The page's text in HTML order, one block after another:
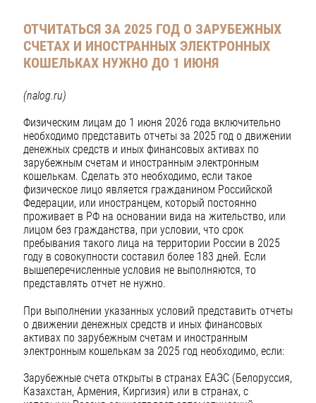
ОТЧИТАТЬСЯ ЗА 2025 ГОД О ЗАРУБЕЖНЫХ
СЧЕТАХ И ИНОСТРАННЫХ ЭЛЕКТРОННЫХ
КОШЕЛЬКАХ НУЖНО ДО 1 ИЮНЯ
(nalog.ru)
Физическим лицам до 1 июня 2026 года включительно
необходимо представить отчеты за 2025 год о движении
денежных средств и иных финансовых активах по
зарубежным счетам и иностранным электронным
кошелькам. Сделать это необходимо, если такое
физическое лицо является гражданином Российской
Федерации, или иностранцем, который постоянно
проживает в РФ на основании вида на жительство, или
лицом без гражданства, при условии, что срок
пребывания такого лица на территории России в 2025
году в совокупности составил более 183 дней. Если
вышеперечисленные условия не выполняются, то
представлять отчет не нужно.
При выполнении указанных условий представить отчеты
о движении денежных средств и иных финансовых
активах по зарубежным счетам и иностранным
электронным кошелькам за 2025 год необходимо, если:
Зарубежные счета открыты в странах ЕАЭС (Белоруссия,
Казахстан, Армения, Киргизия) или в странах, с